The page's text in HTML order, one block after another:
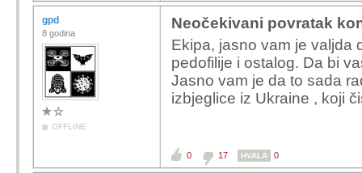
gpd
8 godina
OFFLINE
Neočekivani povratak
Ekipa, jasno vam je valjda
pedofilije i ostalog. Da bi
Jasno vam je da to sada
izbjeglice iz Ukraine , koji
0 17 HVALA 0